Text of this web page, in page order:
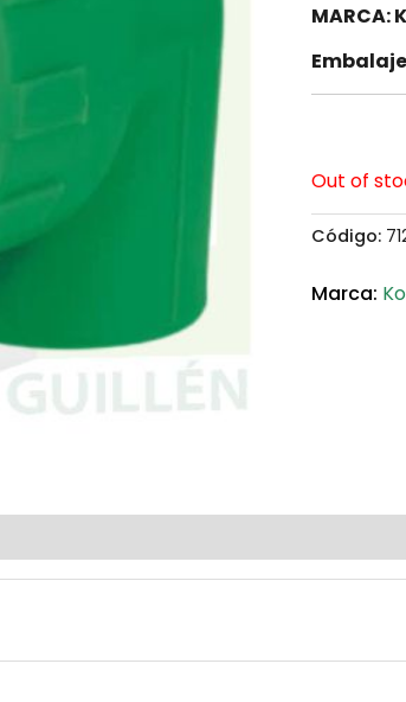
MARCA:
Out of
Código: